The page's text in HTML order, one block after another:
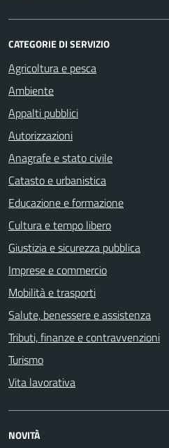
CATEGORIE DI SERVIZIO
Agricoltura e pesca
Ambiente
Appalti pubblici
Autorizzazioni
Anagrafe e stato civile
Catasto e urbanistica
Educazione e formazione
Cultura e tempo libero
Giustizia e sicurezza pubblica
Imprese e commercio
Mobilità e trasporti
Salute, benessere e assistenza
Tributi, finanze e contravvenzioni
Turismo
Vita lavorativa
NOVITÀ